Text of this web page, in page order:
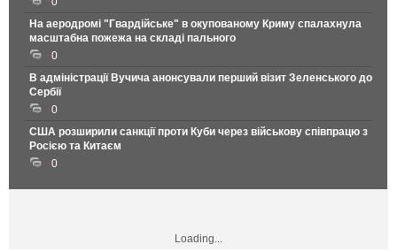
На аеродромі "Гвардійське" в окупованому Криму спалахнула
масштабна пожежа на складі пального
0
В адміністрації Вучича анонсували перший візит Зеленського до
Сербії
0
США розширили санкції проти Куби через військову співпрацю з
Росією та Китаєм
0
Loading...